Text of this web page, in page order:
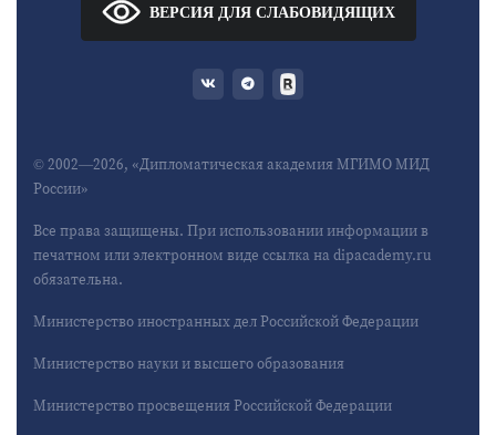
ВЕРСИЯ ДЛЯ СЛАБОВИДЯЩИХ
© 2002—2026, «Дипломатическая академия МГИМО МИД
России»
Все права защищены. При использовании информации в
печатном или электронном виде ссылка на dipacademy.ru
обязательна.
Министерство иностранных дел Российской Федерации
Министерство науки и высшего образования
Министерство просвещения Российской Федерации